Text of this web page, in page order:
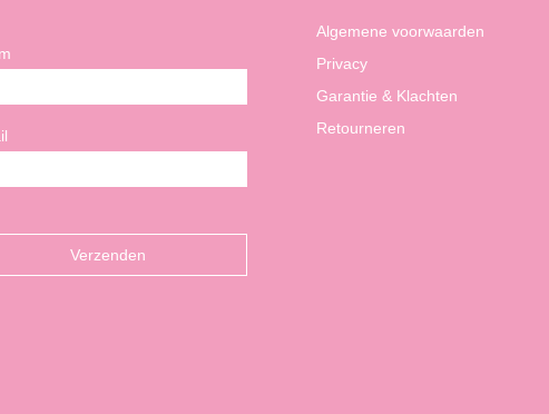
Algemene voorwaarden
Privacy
Garantie & Klachten
Retourneren